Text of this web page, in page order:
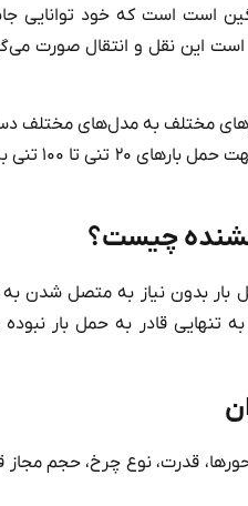
است است که خود توانایی
این نقل و انتقال صورت
مختلف به مدل‌های مختلف
که با
چیست؟
بار بدون نیاز به متصل
تنهایی قادر به حمل بار
قدرت، نوع چرخ، حجم مجاز